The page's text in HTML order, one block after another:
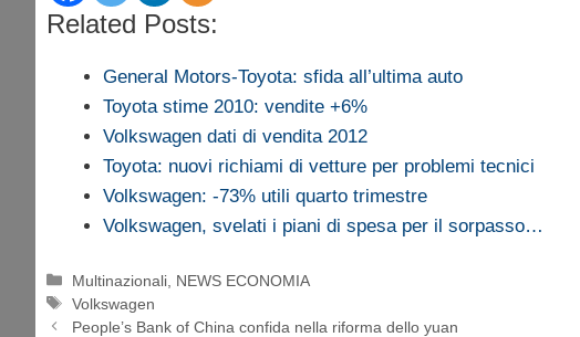
Related Posts:
General Motors-Toyota: sfida all’ultima auto
Toyota stime 2010: vendite +6%
Volkswagen dati di vendita 2012
Toyota: nuovi richiami di vetture per problemi tecnici
Volkswagen: -73% utili quarto trimestre
Volkswagen, svelati i piani di spesa per il sorpasso…
Categorie
Multinazionali NEWS ECONOMIA
Tag
Volkswagen
People’s Bank of China confida nella riforma dello yuan